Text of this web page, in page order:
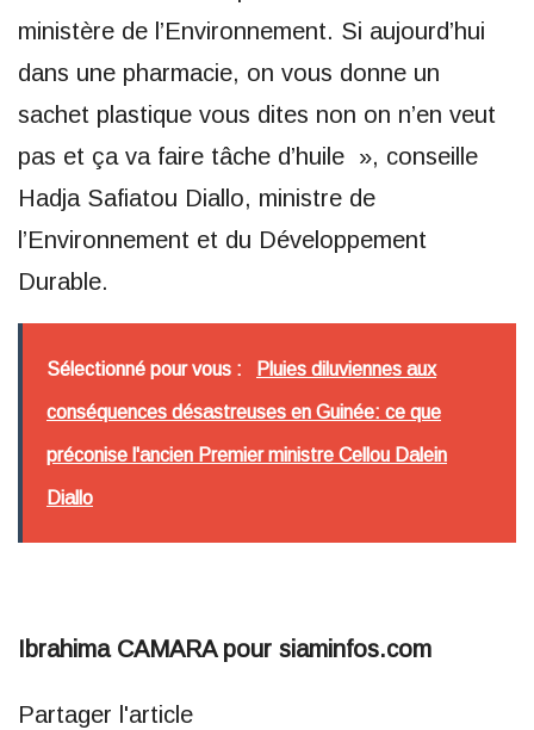
ministère de l’Environnement. Si aujourd’hui
dans une pharmacie, on vous donne un
sachet plastique vous dites non on n’en veut
pas et ça va faire tâche d’huile », conseille
Hadja Safiatou Diallo, ministre de
l’Environnement et du Développement
Durable.
Sélectionné pour vous : Pluies diluviennes aux
conséquences désastreuses en Guinée: ce que
préconise l'ancien Premier ministre Cellou Dalein
Diallo
Ibrahima CAMARA pour siaminfos.com
Partager l'article